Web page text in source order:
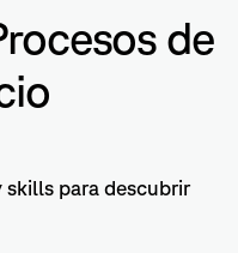
de
para descubrir